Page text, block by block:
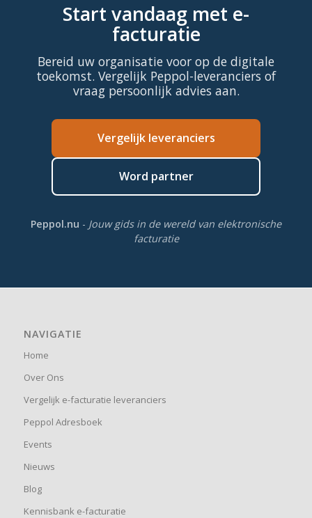
Start vandaag met e-
facturatie
Bereid uw organisatie voor op de digitale
toekomst. Vergelijk Peppol-leveranciers of
vraag persoonlijk advies aan.
Vergelijk leveranciers
Word partner
Peppol.nu - Jouw gids in de wereld van elektronische
facturatie
NAVIGATIE
Home
Over Ons
Vergelijk e-facturatie leveranciers
Peppol Adresboek
Events
Nieuws
Blog
Kennisbank e-facturatie